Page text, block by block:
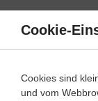
Direkt
Inhalt
Englisch 5.
Cookie-
Cookies sind
und vom